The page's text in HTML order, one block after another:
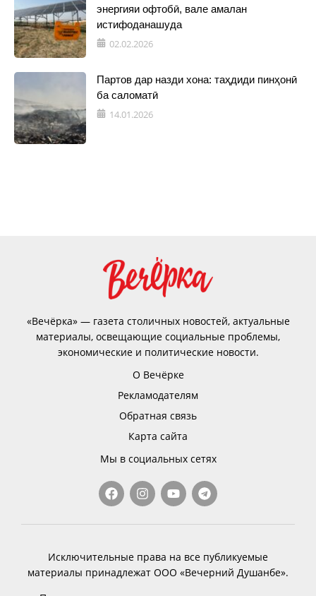
энергияи офтобӣ, вале амалан
истифоданашуда
02.02.2026
Партов дар назди хона: таҳдиди пинҳонӣ
ба саломатӣ
14.01.2026
«Вечёрка» — газета столичных новостей, актуальные
материалы, освещающие социальные проблемы,
экономические и политические новости.
О Вечёрке
Рекламодателям
Обратная связь
Карта сайта
Мы в социальных сетях
Исключительные права на все публикуемые
материалы принадлежат ООО «Вечерний Душанбе».